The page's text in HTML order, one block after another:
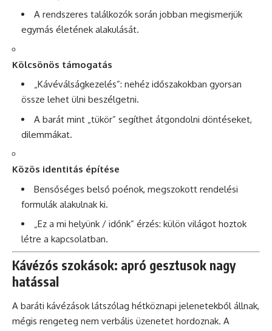
A rendszeres találkozók során jobban megismerjük
egymás életének alakulását.
Kölcsönös támogatás
„Kávéválságkezelés”: nehéz időszakokban gyorsan
össze lehet ülni beszélgetni.
A barát mint „tükör” segíthet átgondolni döntéseket,
dilemmákat.
Közös identitás építése
Bensőséges belső poénok, megszokott rendelési
formulák alakulnak ki.
„Ez a mi helyünk / időnk” érzés: külön világot hoztok
létre a kapcsolatban.
Kávézós szokások: apró gesztusok nagy
hatással
A baráti kávézások látszólag hétköznapi jelenetekből állnak,
mégis rengeteg nem verbális üzenetet hordoznak. A